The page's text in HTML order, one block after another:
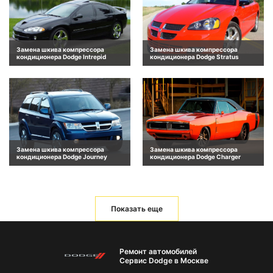
Замена шкива компрессора
кондиционера Dodge Intrepid
Замена шкива компрессора
кондиционера Dodge Stratus
Замена шкива компрессора
кондиционера Dodge Journey
Замена шкива компрессора
кондиционера Dodge Charger
Показать еще
Ремонт автомобилей
Сервис Dodge в Москве